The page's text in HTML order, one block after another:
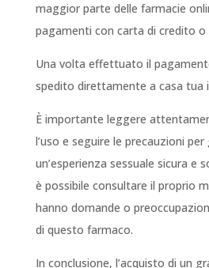
maggior parte delle farmacie
pagamenti con carta di credito o
Una volta effettuato il
spedito direttamente a casa tua
È importante leggere
l’uso e seguire le precauzioni
un’esperienza sessuale sicura e
è possibile consultare il proprio
hanno domande o
di questo farmaco.
In conclusione, l’acquisto di un